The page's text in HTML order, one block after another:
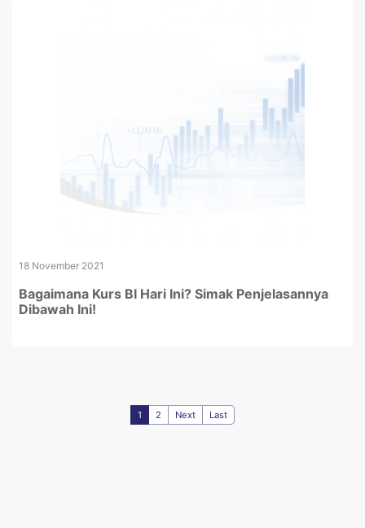
18 November 2021
Bagaimana Kurs BI Hari Ini? Simak Penjelasannya
Dibawah Ini!
1 2 Next Last